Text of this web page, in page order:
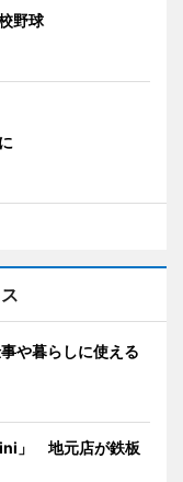
野球
や暮らしに使える
」 地元店が鉄板